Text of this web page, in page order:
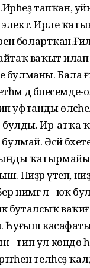
тапҡан,
Ирле
ваҡыт илап
булманы. Бала
дә бәпесемде-
уфтанды
булды. Ир-
булмай. Әсәй
Ниҙәр үтеп,
нимәгә лә –юҡ
буталсыҡ
Һуғыш
–тип ул көндө
телһеҙ